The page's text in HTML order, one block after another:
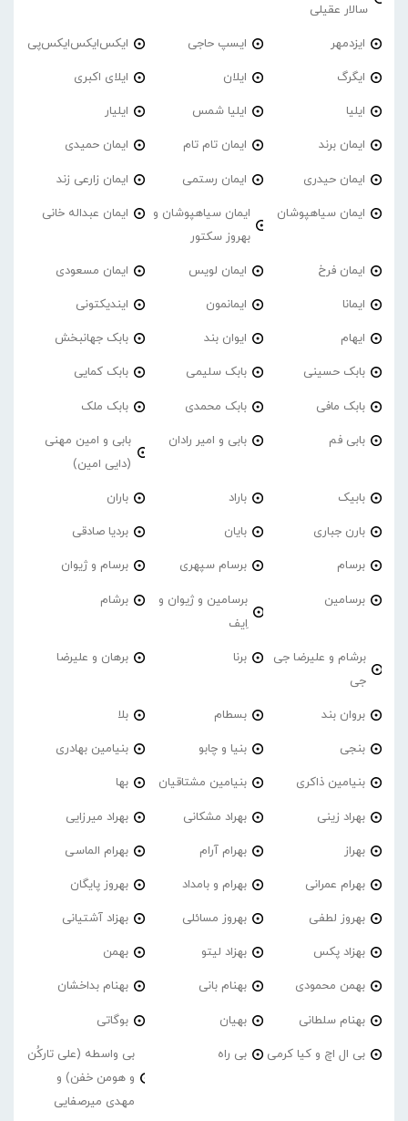
سالار عقیلی
ایزدمهر ایسپ حاجی ایکس‌ایکس‌ایکس‌پی
ایگرگ ایلان ایلای اکبری
ایلیا ایلیا شمس ایلیار
ایمان برند ایمان تام تام ایمان حمیدی
ایمان حیدری ایمان رستمی ایمان زارعی زند
ایمان سیاهپوشان
ایمان سیاهپوشان و
بهروز سکتور
ایمان عبداله خانی
ایمان فرخ ایمان لویس ایمان مسعودی
ایمانا ایمانمون ایندیکتونی
ایهام ایوان بند بابک جهانبخش
بابک حسینی بابک سلیمی بابک کمایی
بابک مافی بابک محمدی بابک ملک
بابی فم بابی و امیر رادان
بابی و امین مهنی
(دایی امین)
بابیک باراد باران
بارن جباری بایان بردیا صادقی
برسام برسام سپهری برسام و ژیوان
برسامین
برسامین و ژیوان و
اِیف
برشام
برشام و علیرضا جی
جی
برنا برهان و علیرضا
بروان بند بسطام بلا
بنجی بنیا و چابو بنیامین بهادری
بنیامین ذاکری بنیامین مشتاقیان بها
بهراد زینی بهراد مشکانی بهراد میرزایی
بهراز بهرام آرام بهرام الماسی
بهرام عمرانی بهرام و بامداد بهروز پایگان
بهروز لطفی بهروز مسائلی بهزاد آشتیانی
بهزاد پکس بهزاد لیتو بهمن
بهمن محمودی بهنام بانی بهنام بداخشان
بهنام سلطانی بهیان بوگاتی
بی ال اچ و کیا کرمی بی راه
بی واسطه (علی تارکُن
و هومن خفن) و
مهدی میرصفایی